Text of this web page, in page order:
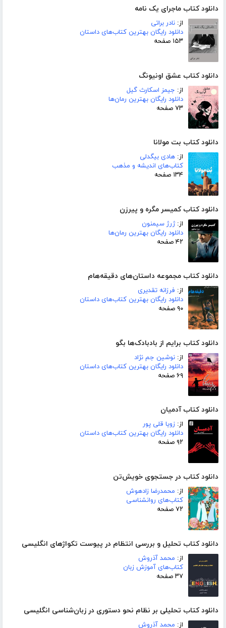
دانلود کتاب ماجرای یک نامه
از: نادر براتی
دانلود رایگان بهترین کتاب‌های داستان
۱۵۳ صفحه
دانلود کتاب عشق اونیونگ
از: جیمز اسکارث گیل
دانلود رایگان بهترین رمان‌ها
۷۳ صفحه
دانلود کتاب بت مولانا
از: هادی بیگدلی
کتاب‌های اندیشه و مذهب
۱۳۴ صفحه
دانلود کتاب کمیسر مگره و پیرزن
از:ژرژ سیمنون
دانلود رایگان بهترین رمان‌ها
۴۲ صفحه
دانلود کتاب مجموعه داستان‌های دقیقه‌هام
از: فرزانه تقدیری
دانلود رایگان بهترین کتاب‌های داستان
۹۰ صفحه
دانلود کتاب برایم از بادبادک‌ها بگو
از: نوشین جم نژاد
دانلود رایگان بهترین کتاب‌های داستان
۶۹ صفحه
دانلود کتاب آدمیان
از: زویا قلی پور
دانلود رایگان بهترین کتاب‌های داستان
۹۲ صفحه
دانلود کتاب در جستجوی خویش‌تن
از: محمدرضا زادهوش
کتاب‌های روانشناسی
۷۲ صفحه
دانلود کتاب تحلیل و بررسی انتظام در پیوست تکواژهای انگلیسی
از: محمد آذروش
کتاب‌های آموزش زبان
۳۷ صفحه
دانلود کتاب تحلیلی بر نظام نحو دستوری در زبان‌شناسی انگلیسی
از: محمد آذروش